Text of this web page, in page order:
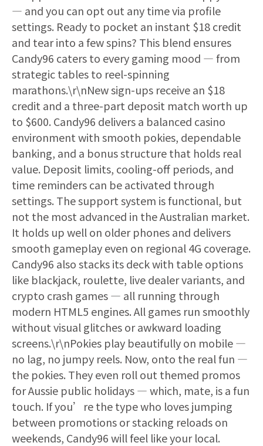
— and you can opt out any time via profile
settings. Ready to pocket an instant $18 credit
and tear into a few spins? This blend ensures
Candy96 caters to every gaming mood — from
strategic tables to reel-spinning
marathons.\r\nNew sign-ups receive an $18
credit and a three-part deposit match worth up
to $600. Candy96 delivers a balanced casino
environment with smooth pokies, dependable
banking, and a bonus structure that holds real
value. Deposit limits, cooling-off periods, and
time reminders can be activated through
settings. The support system is functional, but
not the most advanced in the Australian market.
It holds up well on older phones and delivers
smooth gameplay even on regional 4G coverage.
Candy96 also stacks its deck with table options
like blackjack, roulette, live dealer variants, and
crypto crash games — all running through
modern HTML5 engines. All games run smoothly
without visual glitches or awkward loading
screens.\r\nPokies play beautifully on mobile —
no lag, no jumpy reels. Now, onto the real fun —
the pokies. They even roll out themed promos
for Aussie public holidays — which, mate, is a fun
touch. If you’re the type who loves jumping
between promotions or stacking reloads on
weekends, Candy96 will feel like your local.